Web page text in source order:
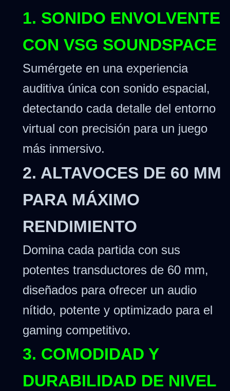
1. SONIDO ENVOLVENTE
CON VSG SOUNDSPACE
Sumérgete en una experiencia
auditiva única con sonido espacial,
detectando cada detalle del entorno
virtual con precisión para un juego
más inmersivo.
2. ALTAVOCES DE 60 MM
PARA MÁXIMO
RENDIMIENTO
Domina cada partida con sus
potentes transductores de 60 mm,
diseñados para ofrecer un audio
nítido, potente y optimizado para el
gaming competitivo.
3. COMODIDAD Y
DURABILIDAD DE NIVEL